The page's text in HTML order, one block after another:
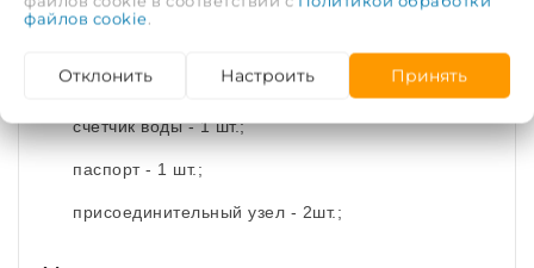
А и В.
Комплектация счетчика:
счетчик воды - 1 шт.;
паспорт - 1 шт.;
присоединительный узел - 2шт.;
файлов cookie
Отклонить Настроить Принять